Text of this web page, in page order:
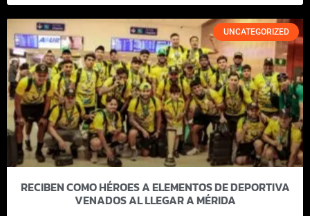
UNCATEGORIZED
RECIBEN COMO HÉROES A ELEMENTOS DE DEPORTIVA
VENADOS AL LLEGAR A MÉRIDA